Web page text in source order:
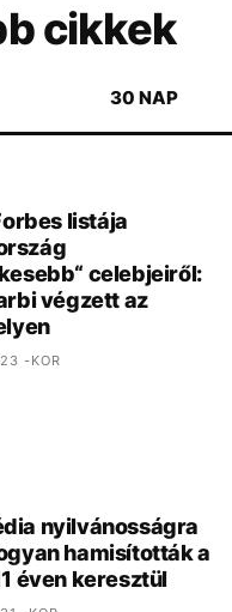
cikkek
30 NAP
listája
celebjeiről:
végzett az
-KOR
nyilvánosságra
hamisították a
éven keresztül